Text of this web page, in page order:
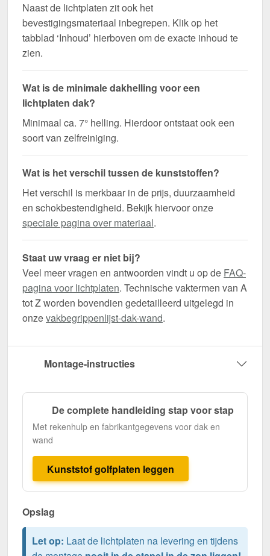
Naast de lichtplaten zit ook het
bevestigingsmateriaal inbegrepen. Klik op het
tabblad ‘Inhoud’ hierboven om de exacte inhoud te
zien.
Wat is de minimale dakhelling voor een
lichtplaten dak?
Minimaal ca. 7° helling. Hierdoor ontstaat ook een
soort van zelfreiniging.
Wat is het verschil tussen de kunststoffen?
Het verschil is merkbaar in de prijs, duurzaamheid
en schokbestendigheid. Bekijk hiervoor onze
speciale pagina over materiaal.
Staat uw vraag er niet bij?
Veel meer vragen en antwoorden vindt u op de FAQ-
pagina voor lichtplaten. Technische vaktermen van A
tot Z worden bovendien gedetailleerd uitgelegd in
onzevakbegrippenlijst-dak-wand.
Montage-instructies
De complete handleiding stap voor stap
Met rekenhulp en fabrikantgegevens voor dak en
wand
Kunststof golfplaten leggen
Opslag
Let op: Laat de lichtplaten na levering en tijdens